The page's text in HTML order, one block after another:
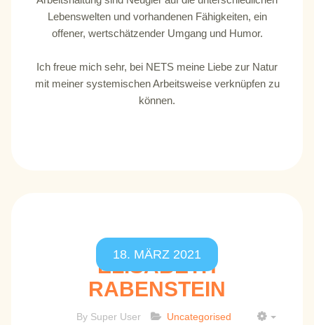
Lebenswelten und vorhandenen Fähigkeiten, ein
offener, wertschätzender Umgang und Humor.
Ich freue mich sehr, bei NETS meine Liebe zur Natur
mit meiner systemischen Arbeitsweise verknüpfen zu
können.
18. MÄRZ 2021
ELISABETH
RABENSTEIN
By Super User
Uncategorised